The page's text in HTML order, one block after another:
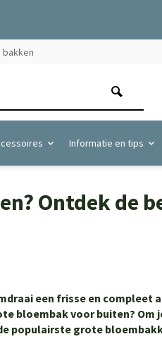
bakken
Informatie en tips
Ontdek de
een frisse en compleet
bloembak voor buiten? Om
populairste grote